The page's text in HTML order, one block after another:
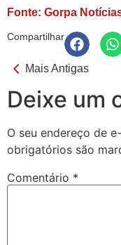
Fonte: Gorpa
Compartilhar
Mais Antigas
Deixe um
O seu endereço de
obrigatórios são
Comentário *